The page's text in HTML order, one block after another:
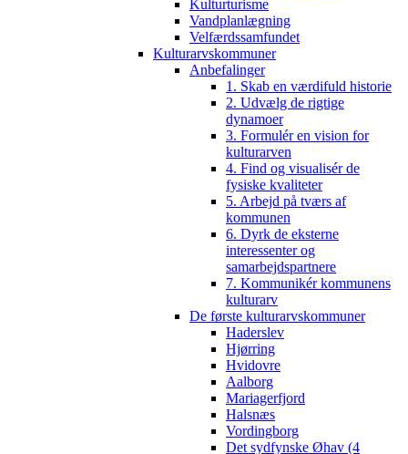
Kulturturisme
Vandplanlægning
Velfærdssamfundet
Kulturarvskommuner
Anbefalinger
1. Skab en værdifuld historie
2. Udvælg de rigtige
dynamoer
3. Formulér en vision for
kulturarven
4. Find og visualisér de
fysiske kvaliteter
5. Arbejd på tværs af
kommunen
6. Dyrk de eksterne
interessenter og
samarbejdspartnere
7. Kommunikér kommunens
kulturarv
De første kulturarvskommuner
Haderslev
Hjørring
Hvidovre
Aalborg
Mariagerfjord
Halsnæs
Vordingborg
Det sydfynske Øhav (4